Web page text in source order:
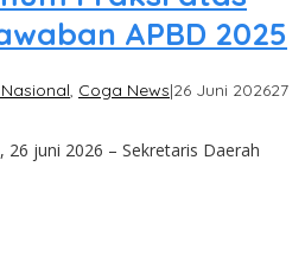
APBD 2025
, Coga News|26 Juni 202627
26 juni 2026 – Sekretaris Daerah